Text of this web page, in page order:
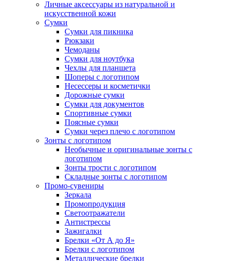
Личные аксессуары из натуральной и
искусственной кожи
Сумки
Сумки для пикника
Рюкзаки
Чемоданы
Сумки для ноутбука
Чехлы для планшета
Шоперы с логотипом
Несессеры и косметички
Дорожные сумки
Сумки для документов
Спортивные сумки
Поясные сумки
Сумки через плечо с логотипом
Зонты с логотипом
Необычные и оригинальные зонты с
логотипом
Зонты трости с логотипом
Складные зонты с логотипом
Промо-сувениры
Зеркала
Промопродукция
Светоотражатели
Антистрессы
Зажигалки
Брелки «От А до Я»
Брелки с логотипом
Металлические брелки